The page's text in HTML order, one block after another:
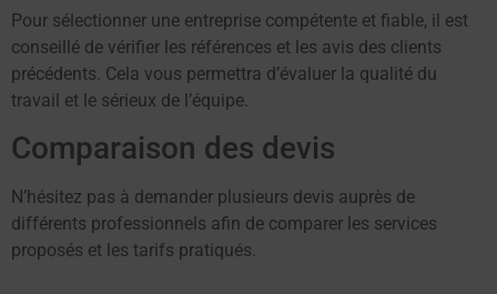
Pour sélectionner une entreprise compétente et fiable, il est
conseillé de vérifier les références et les avis des clients
précédents. Cela vous permettra d’évaluer la qualité du
travail et le sérieux de l’équipe.
Comparaison des devis
N’hésitez pas à demander plusieurs devis auprès de
différents professionnels afin de comparer les services
proposés et les tarifs pratiqués.